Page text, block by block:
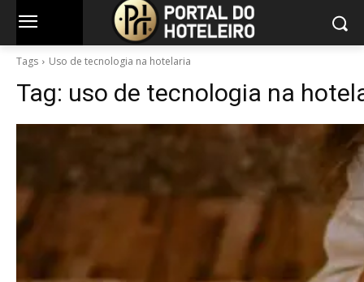
Tags Uso de tecnologia na hotelaria
Tag: uso de tecnologia na